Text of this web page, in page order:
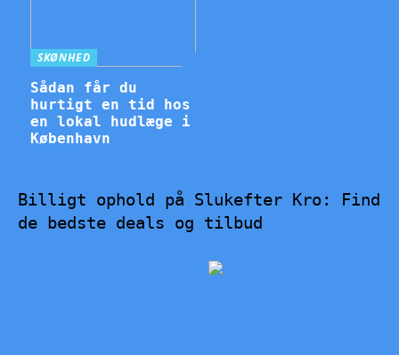
SKØNHED
Sådan får du
hurtigt en tid hos
en lokal hudlæge i
København
Billigt ophold på Slukefter Kro: Find
de bedste deals og tilbud